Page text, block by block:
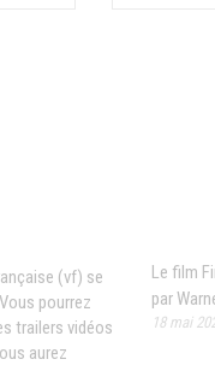
(vf) se
pourrez
trailers vidéos
aurez
Le film
par
18 mai